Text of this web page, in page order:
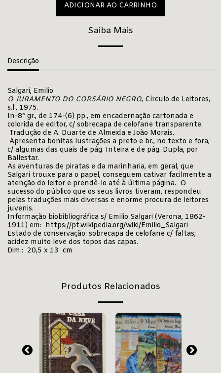
ADICIONAR AO CARRINHO
Saiba Mais
Descrição
Salgari, Emilio
O JURAMENTO DO CORSÁRIO NEGRO, Círculo de Leitores,
s.l., 1975.
In-8º gr., de 174-(6) pp., em encadernação cartonada e
colorida de editor, c/ sobrecapa de celofane transparente.
Tradução de A. Duarte de Almeida e João Morais.
Apresenta bonitas lustrações a preto e br., no texto e fora,
c/ algumas das quais de pág. Inteira e de pág. Dupla, por
Ballestar.
As aventuras de piratas e da marinharia, em geral, que
Salgari trouxe para o papel, conseguem cativar facilmente a
atenção do leitor e prendê-lo até à última página. O
sucesso do público que os seus livros tiveram, respondeu
pelas traduções mais diversas e enorme procura de leitores
juvenis.
Informação biobibliográfica s/ Emilio Salgari (Verona, 1862-
1911) em: https://pt.wikipedia.org/wiki/Emilio_Salgari
Estado de conservação: sobrecapa de celofane c/ faltas;
acidez muito leve dos topos das capas.
Dim.: 20,5 x 13 cm
Produtos Relacionados